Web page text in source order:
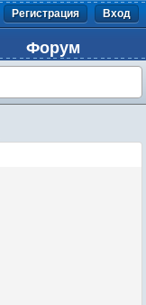
Регистрация Вход
Форум